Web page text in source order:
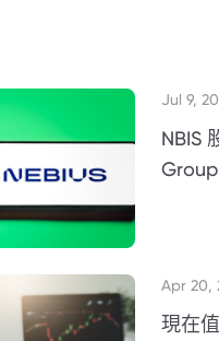
Jul 9,
NBIS
Apr 20,
現在